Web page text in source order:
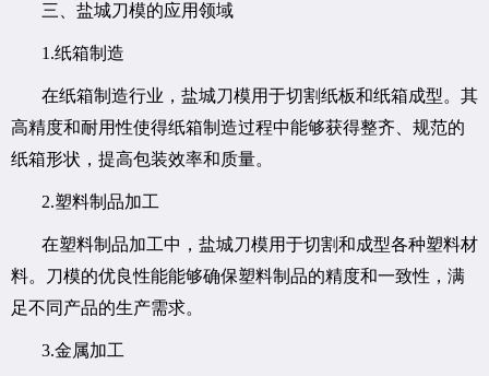
三、盐城刀模的应用领域
1.纸箱制造
在纸箱制造行业，盐城刀模用于切割纸板和纸箱成型。其
高精度和耐用性使得纸箱制造过程中能够获得整齐、规范的
纸箱形状，提高包装效率和质量。
2.塑料制品加工
在塑料制品加工中，盐城刀模用于切割和成型各种塑料材
料。刀模的优良性能能够确保塑料制品的精度和一致性，满
足不同产品的生产需求。
3.金属加工